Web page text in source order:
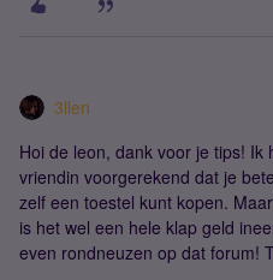
3llen
Hoi de leon, dank voor je tips!
vriendin voorgerekend dat je
zelf een toestel kunt kopen.
is het wel een hele klap geld
even rondneuzen op dat forum!